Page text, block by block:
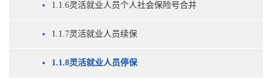
1.1.6灵活就业人员个人社会保险号合并
1.1.7灵活就业人员续保
1.1.8灵活就业人员停保